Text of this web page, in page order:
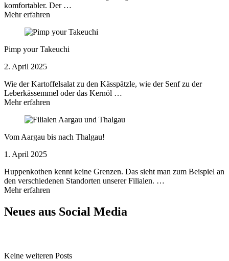
komfortabler. Der …
Mehr erfahren
Pimp your Takeuchi
2. April 2025
Wie der Kartoffelsalat zu den Kässpätzle, wie der Senf zu der
Leberkässemmel oder das Kernöl …
Mehr erfahren
Vom Aargau bis nach Thalgau!
1. April 2025
Huppenkothen kennt keine Grenzen. Das sieht man zum Beispiel an
den verschiedenen Standorten unserer Filialen. …
Mehr erfahren
Neues aus Social Media
Keine weiteren Posts